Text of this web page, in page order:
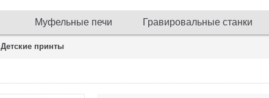
Муфельные печи Гравировальные станки
Детские принты